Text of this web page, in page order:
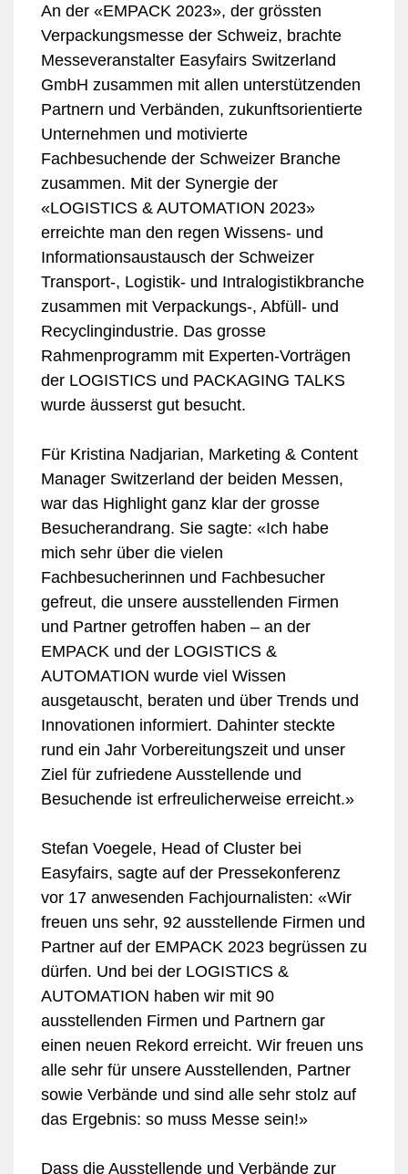
An der «EMPACK 2023», der grössten
Verpackungsmesse der Schweiz, brachte
Messeveranstalter Easyfairs Switzerland
GmbH zusammen mit allen unterstützenden
Partnern und Verbänden, zukunftsorientierte
Unternehmen und motivierte
Fachbesuchende der Schweizer Branche
zusammen. Mit der Synergie der
«LOGISTICS & AUTOMATION 2023»
erreichte man den regen Wissens- und
Informationsaustausch der Schweizer
Transport-, Logistik- und Intralogistikbranche
zusammen mit Verpackungs-, Abfüll- und
Recyclingindustrie. Das grosse
Rahmenprogramm mit Experten-Vorträgen
der LOGISTICS und PACKAGING TALKS
wurde äusserst gut besucht.
Für Kristina Nadjarian, Marketing & Content
Manager Switzerland der beiden Messen,
war das Highlight ganz klar der grosse
Besucherandrang. Sie sagte: «Ich habe
mich sehr über die vielen
Fachbesucherinnen und Fachbesucher
gefreut, die unsere ausstellenden Firmen
und Partner getroffen haben – an der
EMPACK und der LOGISTICS &
AUTOMATION wurde viel Wissen
ausgetauscht, beraten und über Trends und
Innovationen informiert. Dahinter steckte
rund ein Jahr Vorbereitungszeit und unser
Ziel für zufriedene Ausstellende und
Besuchende ist erfreulicherweise erreicht.»
Stefan Voegele, Head of Cluster bei
Easyfairs, sagte auf der Pressekonferenz
vor 17 anwesenden Fachjournalisten: «Wir
freuen uns sehr, 92 ausstellende Firmen und
Partner auf der EMPACK 2023 begrüssen zu
dürfen. Und bei der LOGISTICS &
AUTOMATION haben wir mit 90
ausstellenden Firmen und Partnern gar
einen neuen Rekord erreicht. Wir freuen uns
alle sehr für unsere Ausstellenden, Partner
sowie Verbände und sind alle sehr stolz auf
das Ergebnis: so muss Messe sein!»
Dass die Ausstellende und Verbände zur